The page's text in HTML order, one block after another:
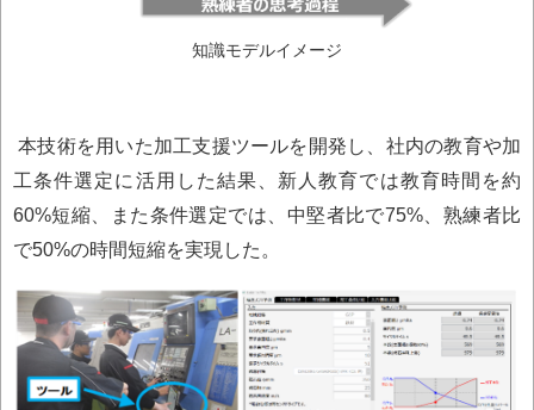
知識モデルイメージ
本技術を用いた加工支援ツールを開発し、社内の教育や加
工条件選定に活用した結果、新人教育では教育時間を約
60%短縮、また条件選定では、中堅者比で75%、熟練者比
で50%の時間短縮を実現した。